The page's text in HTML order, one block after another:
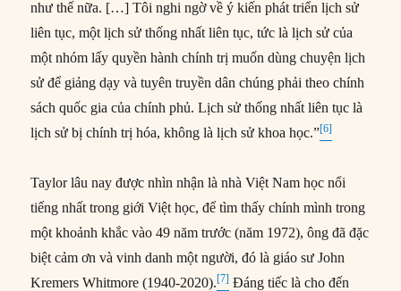
như thế nữa. […] Tôi nghi ngờ về ý kiến phát triển lịch sử
liên tục, một lịch sử thống nhất liên tục, tức là lịch sử của
một nhóm lấy quyền hành chính trị muốn dùng chuyện lịch
sử để giảng dạy và tuyên truyền dân chúng phải theo chính
sách quốc gia của chính phủ. Lịch sử thống nhất liên tục là
lịch sử bị chính trị hóa, không là lịch sử khoa học.”[6]
Taylor lâu nay được nhìn nhận là nhà Việt Nam học nổi
tiếng nhất trong giới Việt học, để tìm thấy chính mình trong
một khoảnh khắc vào 49 năm trước (năm 1972), ông đã đặc
biệt cảm ơn và vinh danh một người, đó là giáo sư John
Kremers Whitmore (1940-2020).[7] Đáng tiếc là cho đến